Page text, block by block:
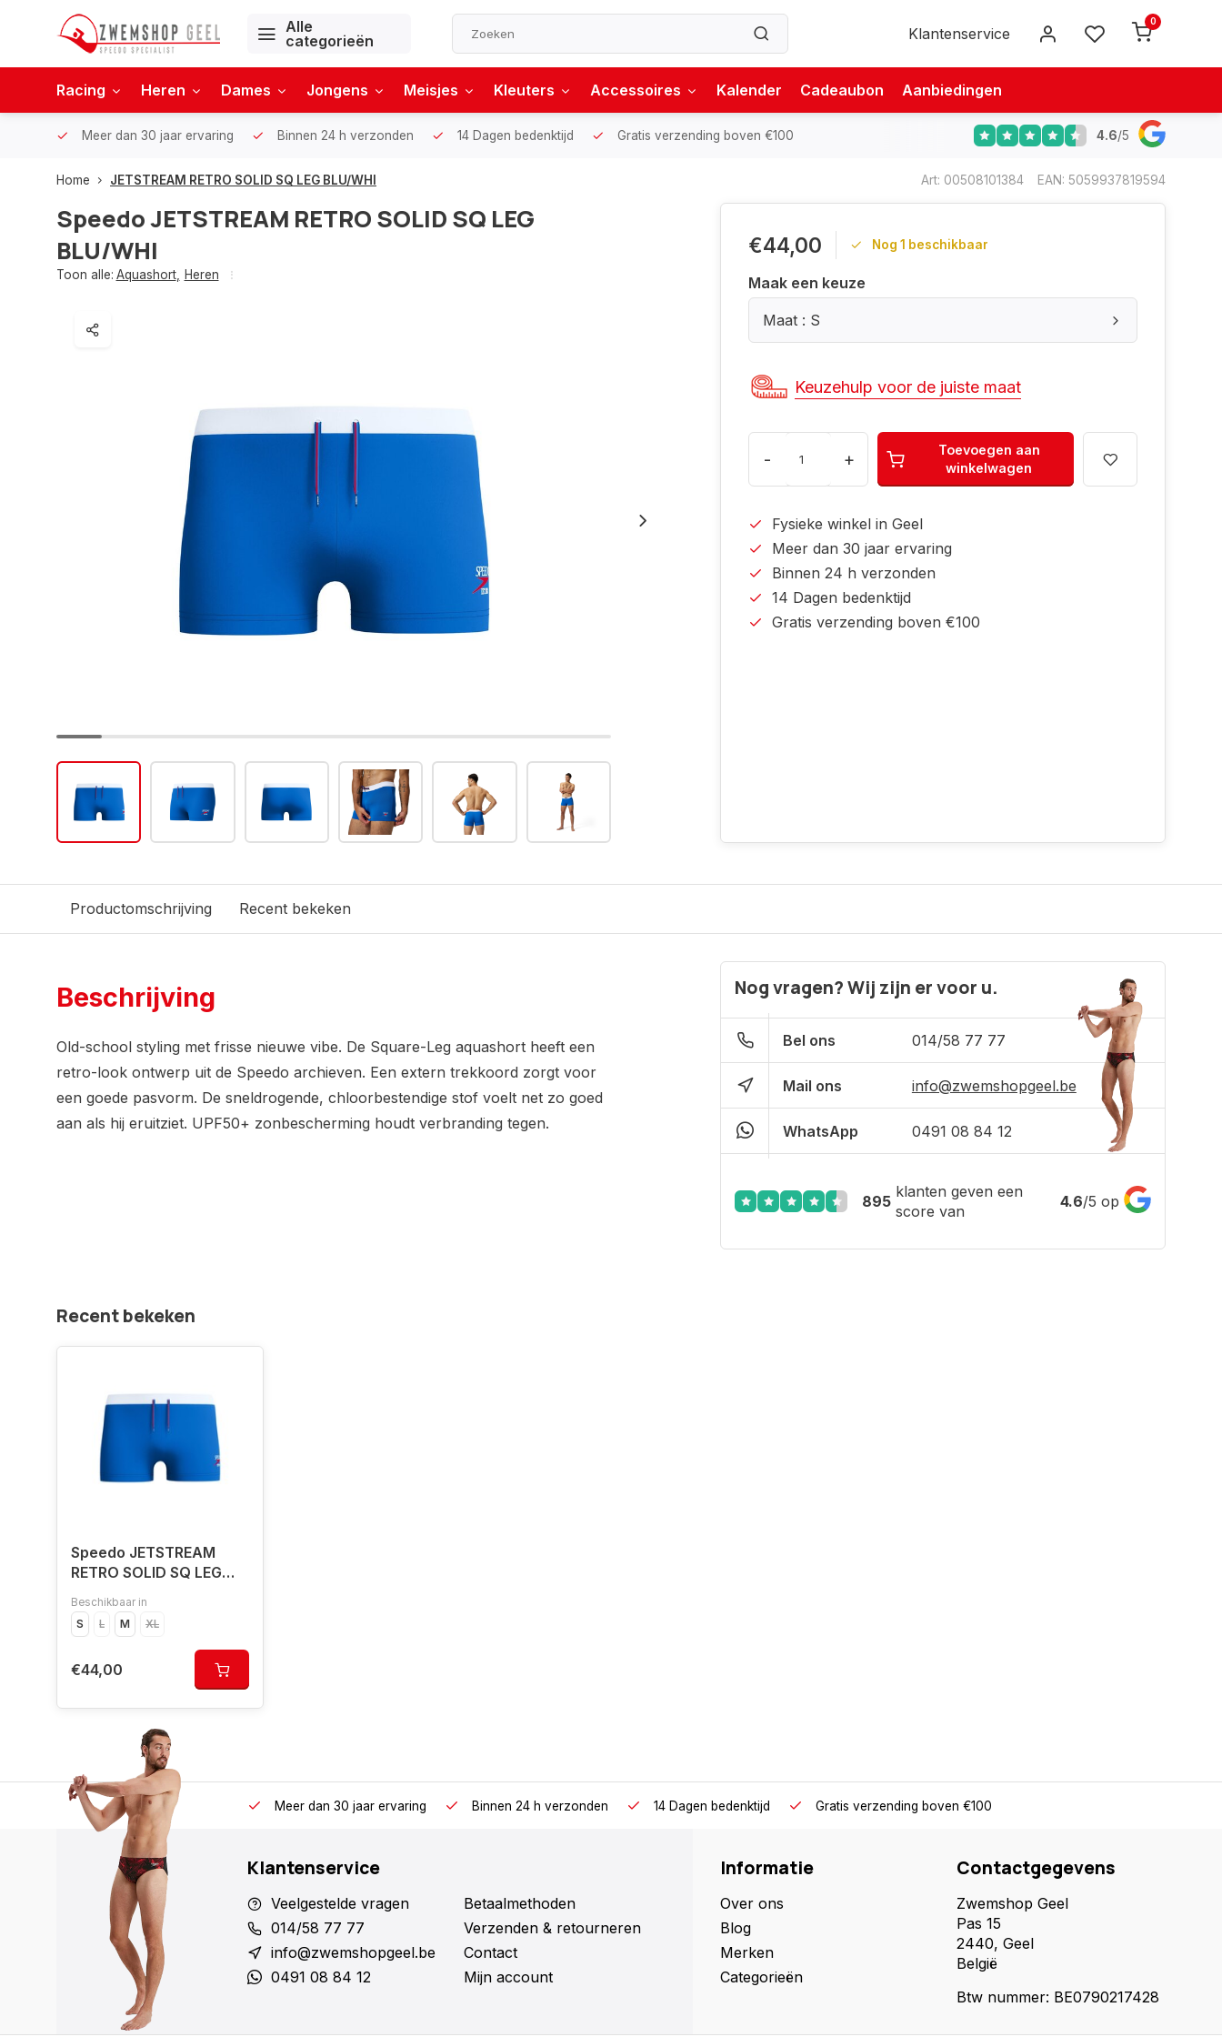
Alle
categorieën
Klantenservice
0
Racing Heren Dames Jongens Meisjes Kleuters Accessoires Kalender Cadeaubon Aanbiedingen
Meer dan 30 jaar ervaring Binnen 24 h verzonden 14 Dagen bedenktijd Gratis verzending boven €100 4.6/5
Home JETSTREAM RETRO SOLID SQ LEG BLU/WHI Art: 00508101384 EAN: 5059937819594
SpeedoJETSTREAM RETRO SOLID SQ LEG
BLU/WHI
Toon alle: Aquashort, Heren
€44,00 Nog 1 beschikbaar
Maak een keuze
Maat : S
Keuzehulp voor de juiste maat
- +
Toevoegen aan
winkelwagen
Fysieke winkel in Geel
Meer dan 30 jaar ervaring
Binnen 24 h verzonden
14 Dagen bedenktijd
Gratis verzending boven €100
Productomschrijving Recent bekeken
Beschrijving
Old-school styling met frisse nieuwe vibe. De Square-Leg aquashort heeft een
retro-look ontwerp uit de Speedo archieven. Een extern trekkoord zorgt voor
een goede pasvorm. De sneldrogende, chloorbestendige stof voelt net zo goed
aan als hij eruitziet. UPF50+ zonbescherming houdt verbranding tegen.
Nog vragen? Wij zijn er voor u.
Bel ons 014/58 77 77
Mail ons info@zwemshopgeel.be
WhatsApp 0491 08 84 12
895
klanten geven een
score van
4.6/5 op
Recent bekeken
Speedo JETSTREAM
RETRO SOLID SQ LEG
Beschikbaar in
S
L M XL
€44,00
Meer dan 30 jaar ervaring Binnen 24 h verzonden 14 Dagen bedenktijd Gratis verzending boven €100
Klantenservice
Veelgestelde vragen
014/58 77 77
info@zwemshopgeel.be
0491 08 84 12
Betaalmethoden
Verzenden & retourneren
Contact
Mijn account
Informatie
Over ons
Blog
Merken
Categorieën
Contactgegevens
Zwemshop Geel
Pas 15
2440, Geel
België
Btw nummer: BE0790217428